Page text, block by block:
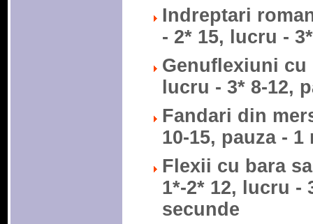
Indreptari
- 2* 15, lucru -
Genuflexiuni cu
lucru - 3* 8-12,
Fandari din
10-15, pauza - 1
Flexii cu bara
1*-2* 12, lucru -
secunde